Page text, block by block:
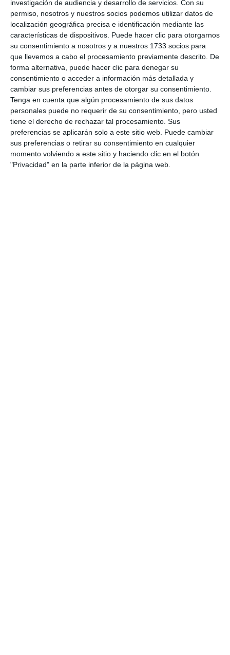
investigación de audiencia y desarrollo de servicios. Con su
permiso, nosotros y nuestros socios podemos utilizar datos de
localización geográfica precisa e identificación mediante las
características de dispositivos. Puede hacer clic para otorgarnos
su consentimiento a nosotros y a nuestros 1733 socios para
que llevemos a cabo el procesamiento previamente descrito. De
forma alternativa, puede hacer clic para denegar su
consentimiento o acceder a información más detallada y
cambiar sus preferencias antes de otorgar su consentimiento.
Tenga en cuenta que algún procesamiento de sus datos
personales puede no requerir de su consentimiento, pero usted
tiene el derecho de rechazar tal procesamiento. Sus
preferencias se aplicarán solo a este sitio web. Puede cambiar
sus preferencias o retirar su consentimiento en cualquier
momento volviendo a este sitio y haciendo clic en el botón
"Privacidad" en la parte inferior de la página web.